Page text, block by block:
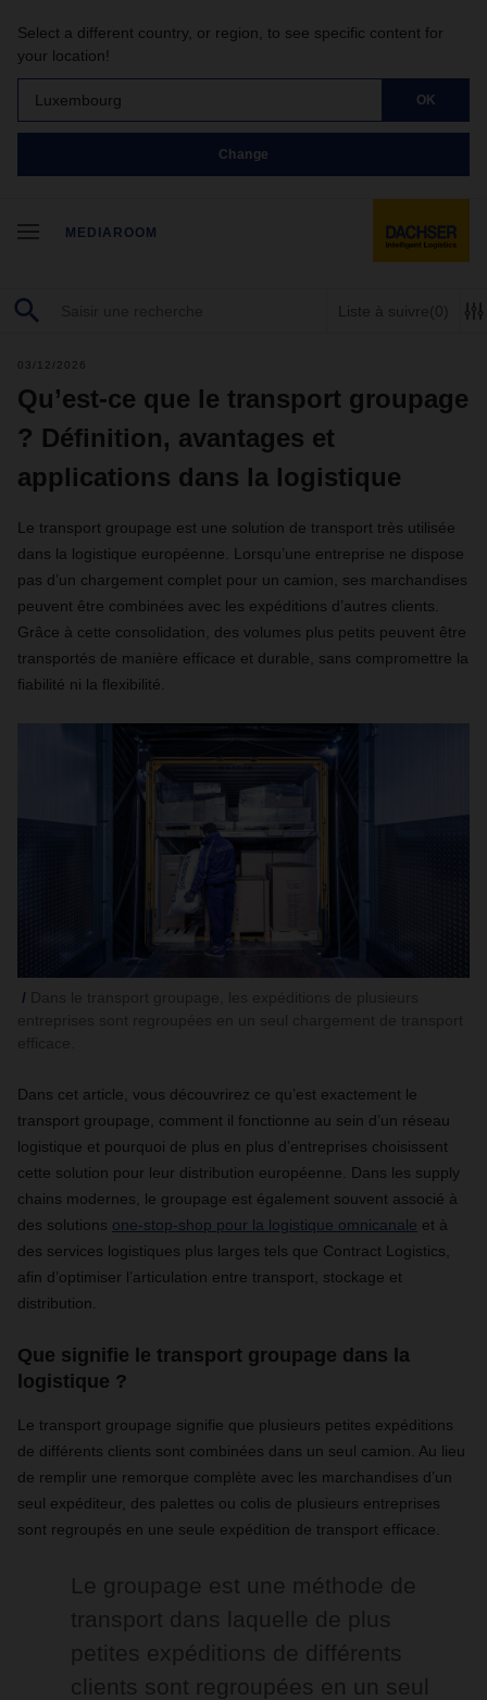
Select a different country, or region, to see specific content for
your location!
Luxembourg OK
Change
MEDIAROOM
Liste à suivre(0)
03/12/2026
Qu’est-ce que le transport groupage
? Définition, avantages et
applications dans la logistique
Le transport groupage est une solution de transport très utilisée
dans la logistique européenne. Lorsqu’une entreprise ne dispose
pas d’un chargement complet pour un camion, ses marchandises
peuvent être combinées avec les expéditions d’autres clients.
Grâce à cette consolidation, des volumes plus petits peuvent être
transportés de manière efficace et durable, sans compromettre la
fiabilité ni la flexibilité.
Dans cet article, vous découvrirez ce qu’est exactement le
transport groupage, comment il fonctionne au sein d’un réseau
logistique et pourquoi de plus en plus d’entreprises choisissent
cette solution pour leur distribution européenne. Dans les supply
chains modernes, le groupage est également souvent associé à
des solutions one-stop-shop pour la logistique omnicanale et à
des services logistiques plus larges tels que Contract Logistics,
afin d’optimiser l’articulation entre transport, stockage et
distribution.
Que signifie le transport groupage dans la
logistique ?
Le transport groupage signifie que plusieurs petites expéditions
de différents clients sont combinées dans un seul camion. Au lieu
de remplir une remorque complète avec les marchandises d’un
seul expéditeur, des palettes ou colis de plusieurs entreprises
sont regroupés en une seule expédition de transport efficace.
Le groupage est une méthode de
transport dans laquelle de plus
petites expéditions de différents
clients sont regroupées en un seul